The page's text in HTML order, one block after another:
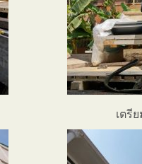
เตรี